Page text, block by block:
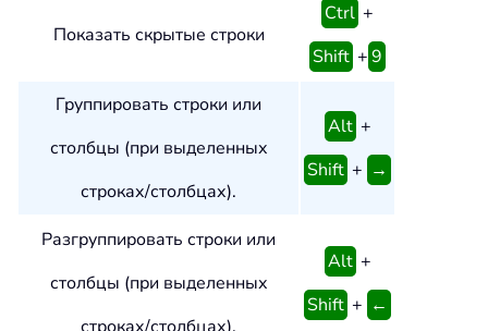
Показать скрытые строки
Ctrl +
Shift +9
Группировать строки или
столбцы (при выделенных
строках/столбцах).
Alt +
Shift + →
Разгруппировать строки или
столбцы (при выделенных
Alt +
Shift + ←